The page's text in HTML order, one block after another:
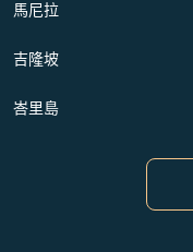
馬尼拉
吉隆坡
峇里島